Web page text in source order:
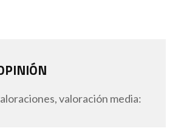
valoración media: